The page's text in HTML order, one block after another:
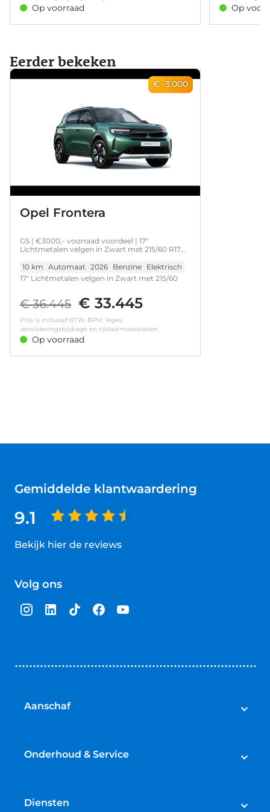
Op voorraad
recognition.
control,
Op
Eerder bekeken
€ -3.000
Opel Frontera
GS | €3000,- voorraad voordeel | 17"
Lichtmetalen velgen in Zwart met 215/60 R17
waarschuwing
10 km Automaat 2026 Benzine Elektrisch
17" Lichtmetalen velgen in Zwart met 215/60
koplampen • Achteruitrijcamera • Dode hoek
waarschuwing • Parkeersensoren achter
€ 36.445 € 33.445
Prijs is inclusief BTW, BPM, leges,
verwijderingsbijdrage en rijklaarmaakkosten.
Op voorraad
Gemiddelde klantwaardering
9.1
Bekijk hier de reviews
van
sterren
Volg ons
Aanschaf
Bedrijfswagens
Onderhoud & Service
APK
Diensten